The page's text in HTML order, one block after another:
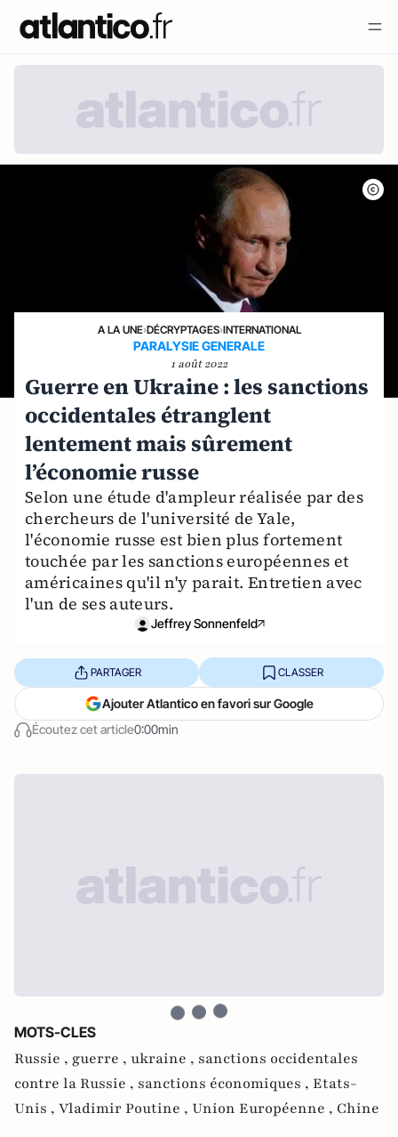
A LA UNE›DÉCRYPTAGES›INTERNATIONAL
PARALYSIE GENERALE
1 août 2022
Guerre en Ukraine : les sanctions
occidentales étranglent
lentement mais sûrement
l’économie russe
Selon une étude d'ampleur réalisée par des
chercheurs de l'université de Yale,
l'économie russe est bien plus fortement
touchée par les sanctions européennes et
américaines qu'il n'y parait. Entretien avec
l'un de ses auteurs.
Jeffrey Sonnenfeld
Écoutez cet article0:00min
PARTAGER CLASSER
Ajouter Atlantico en favori sur Google
MOTS-CLES
Russie , guerre , ukraine , sanctions occidentales
contre la Russie , sanctions économiques , Etats-
Unis , Vladimir Poutine , Union Européenne , Chine